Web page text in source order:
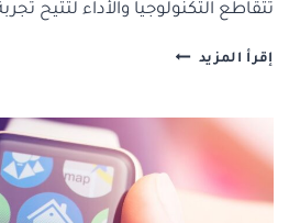
تتقاطع التكنولوجيا والأداء لتتيح
إقرأ المزيد لصوت
سماعة
ايربودز